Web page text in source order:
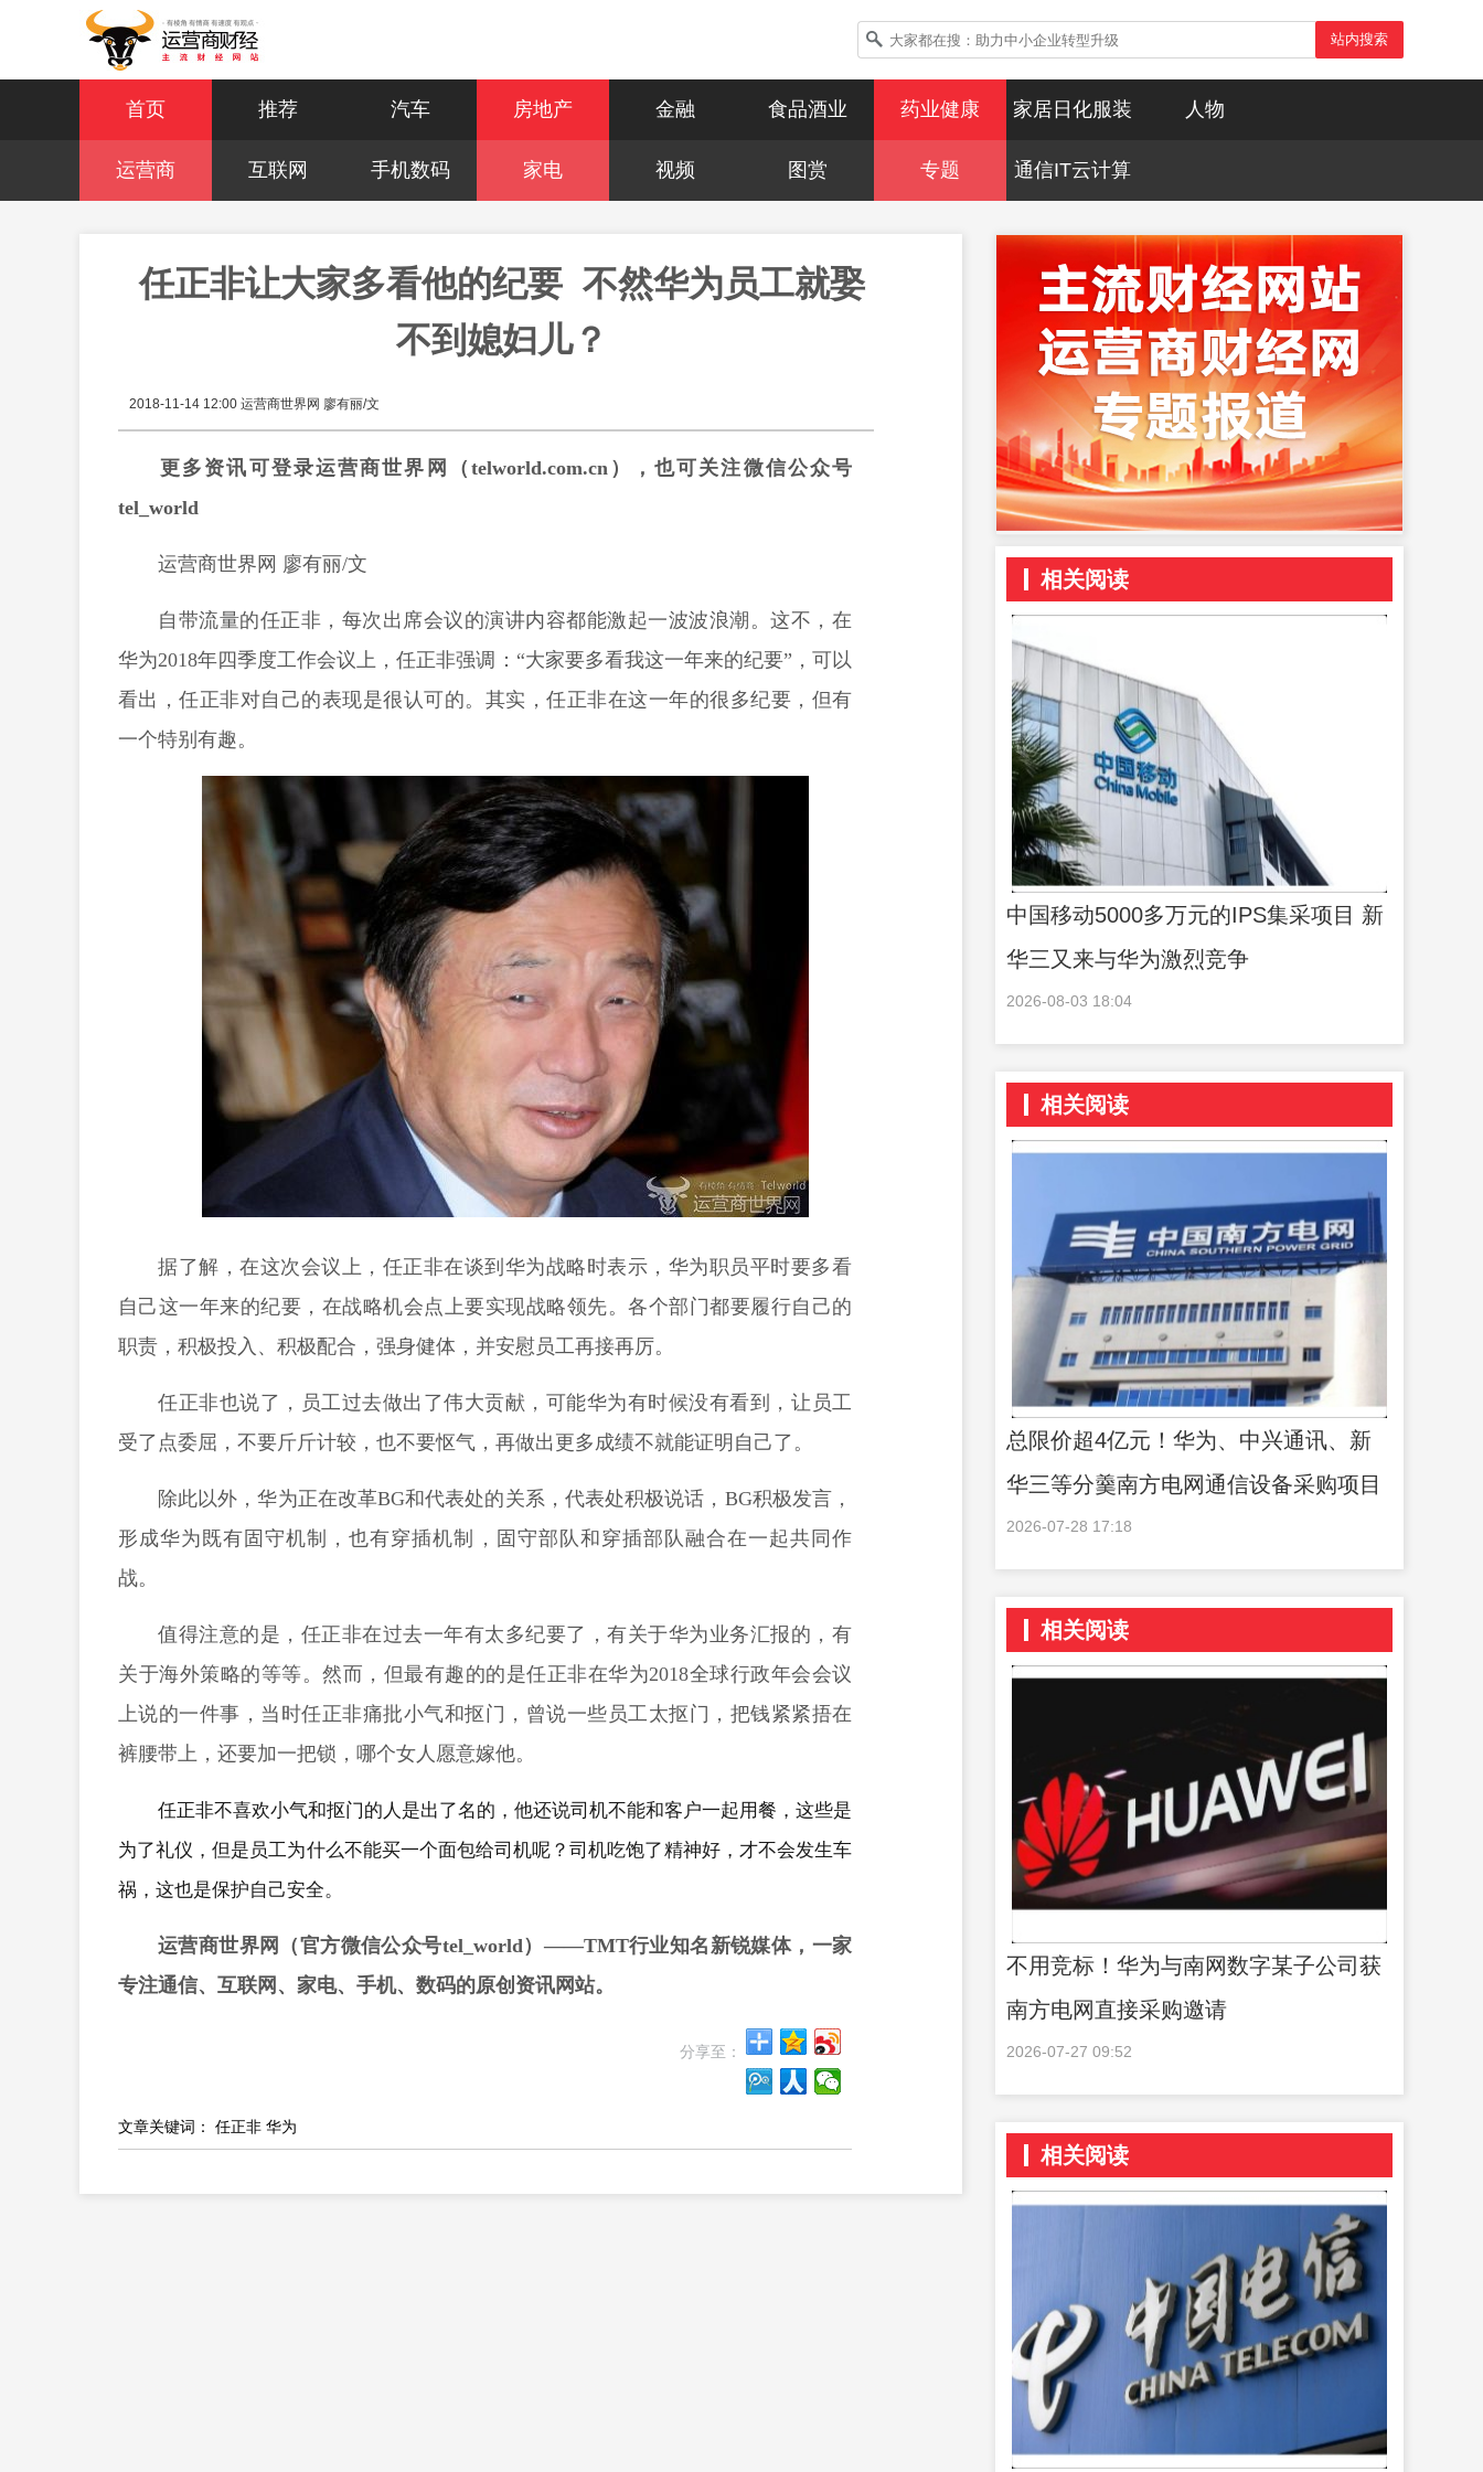
站内搜索
首页 推荐 汽车 房地产 金融 食品酒业 药业健康 家居日化服装 人物
运营商 互联网 手机数码 家电 视频 图赏 专题 通信IT云计算
任正非让大家多看他的纪要  不然华为员工就娶
不到媳妇儿？
2018-11-14 12:00 运营商世界网 廖有丽/文
更多资讯可登录运营商世界网（ telworld.com.cn），也可关注微信公众号
tel_world
运营商世界网 廖有丽/文
自带流量的任正非，每次出席会议的演讲内容都能激起一波波浪潮。这不，在
华为2018年四季度工作会议上，任正非强调： “大家要多看我这一年来的纪要”，可以
看出，任正非对自己的表现是很认可的。其实，任正非在这一年的很多纪要，但有
一个特别有趣。
据了解，在这次会议上，任正非在谈到华为战略时表示，华为职员平时要多看
自己这一年来的纪要， 在战略机会点上要实现战略领先。各个部门都要履行自己的
职责， 积极投入、积极配合，强身健体 ，并安慰员工再接再厉。
任正非也说了，员工过去做出了伟大贡献，可能华为有时候没有看到，让 员工
受了点委屈，不要斤斤计较，也不要怄气，再做出更多成绩不就能证明自己了。
除此以外，华为正在改革BG和代表处的关系，代表处积极说话， BG积极发言，
形成华为 既有固守机制，也有穿插机制，固守部队和穿插部队融合在一起共同作
战。
值得注意的是，任正非在过去一年有太多纪要了，有关于华为业务汇报的，有
关于海外策略的等等。然而，但最有趣的的是任正非在华为2018全球行政年会会议
上说的一件事，当时任正非痛批小气和抠门，曾说一些员工太抠门，把钱紧紧捂在
裤腰带上，还要加一把锁，哪个女人愿意嫁他。
任正非不喜欢小气和抠门的人 是出了名的，他还说司机不能和客户一起用餐，这些是
为了礼仪，但是员工为什么不能买一个面包给司机呢？司机吃饱了精神好，才不会发生车
祸，这也是保护自己安全。
运营商世界网（官方微信公众号tel_world） ——TMT行业知名新锐媒体，一家
专注通信、互联网、家电、手机、数码的原创资讯网站。
分享至：
文章关键词： 任正非 华为
相关阅读
中国移动5000多万元的IPS集采项目 新
华三又来与华为激烈竞争
2026-08-03 18:04
相关阅读
总限价超4亿元！华为、中兴通讯、新
华三等分羹南方电网通信设备采购项目
2026-07-28 17:18
相关阅读
不用竞标！华为与南网数字某子公司获
南方电网直接采购邀请
2026-07-27 09:52
相关阅读